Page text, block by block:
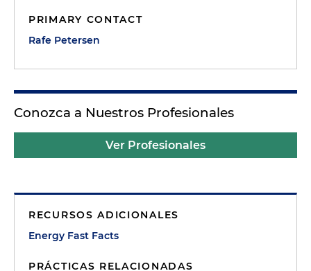
PRIMARY CONTACT
Rafe Petersen
Conozca a Nuestros Profesionales
Ver Profesionales
RECURSOS ADICIONALES
Energy Fast Facts
PRÁCTICAS RELACIONADAS